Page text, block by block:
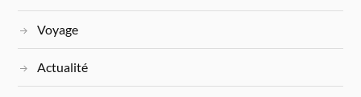
Voyage
Actualité